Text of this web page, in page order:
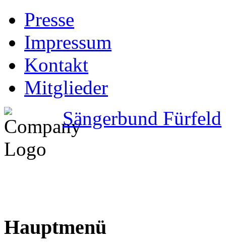
Presse
Impressum
Kontakt
Mitglieder
Sängerbund Fürfeld
Hauptmenü